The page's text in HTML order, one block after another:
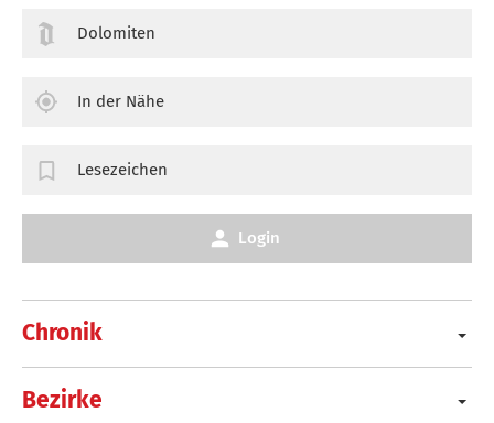
Chronik
Bezirke
Dolomiten
In der Nähe
Lesezeichen
Login